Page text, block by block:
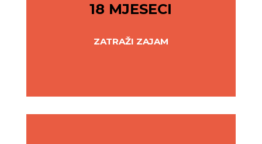
18 MJESECI
ZATRAŽI ZAJAM